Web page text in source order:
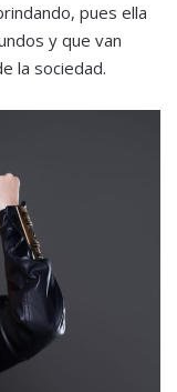
pues ella
y que van
la sociedad.